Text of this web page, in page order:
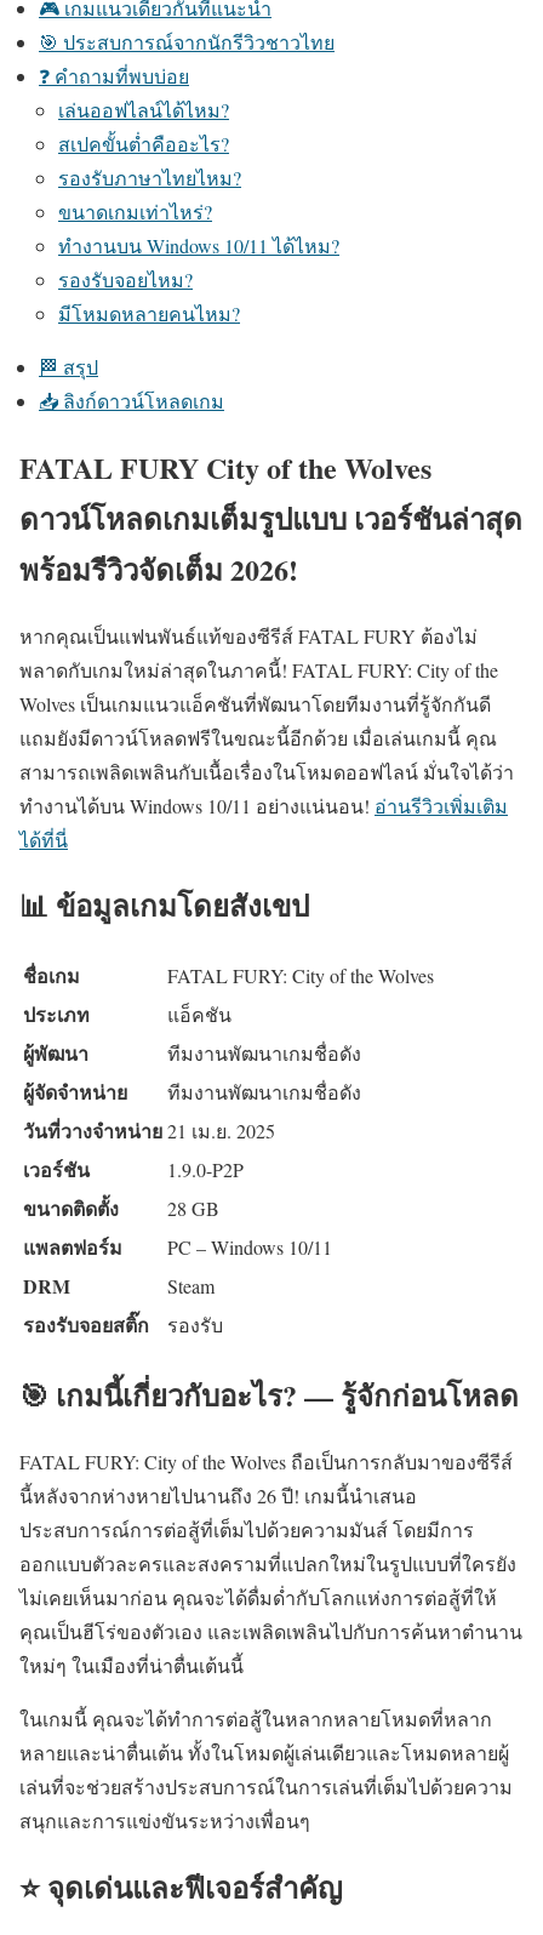
🎮 เกมแนวเดียวกันที่แนะนำ
🎯 ประสบการณ์จากนักรีวิวชาวไทย
❓ คำถามที่พบบ่อย
เล่นออฟไลน์ได้ไหม?
สเปคขั้นต่ำคืออะไร?
รองรับภาษาไทยไหม?
ขนาดเกมเท่าไหร่?
ทำงานบน Windows 10/11 ได้ไหม?
รองรับจอยไหม?
มีโหมดหลายคนไหม?
🏁 สรุป
📥 ลิงก์ดาวน์โหลดเกม
FATAL FURY City of the Wolves
ดาวน์โหลดเกมเต็มรูปแบบ เวอร์ชันล่าสุด
พร้อมรีวิวจัดเต็ม 2026!
หากคุณเป็นแฟนพันธ์แท้ของซีรีส์ FATAL FURY ต้องไม่
พลาดกับเกมใหม่ล่าสุดในภาคนี้! FATAL FURY: City of the
Wolves เป็นเกมแนวแอ็คชันที่พัฒนาโดยทีมงานที่รู้จักกันดี
แถมยังมีดาวน์โหลดฟรีในขณะนี้อีกด้วย เมื่อเล่นเกมนี้ คุณ
สามารถเพลิดเพลินกับเนื้อเรื่องในโหมดออฟไลน์ มั่นใจได้ว่า
ทำงานได้บน Windows 10/11 อย่างแน่นอน! อ่านรีวิวเพิ่มเติม
ได้ที่นี่
📊 ข้อมูลเกมโดยสังเขป
ชื่อเกม FATAL FURY: City of the Wolves
ประเภท แอ็คชัน
ผู้พัฒนา ทีมงานพัฒนาเกมชื่อดัง
ผู้จัดจำหน่าย ทีมงานพัฒนาเกมชื่อดัง
วันที่วางจำหน่าย21 เม.ย. 2025
เวอร์ชัน 1.9.0-P2P
ขนาดติดตั้ง 28 GB
แพลตฟอร์ม PC – Windows 10/11
DRM Steam
รองรับจอยสติ๊ก รองรับ
🎯 เกมนี้เกี่ยวกับอะไร? — รู้จักก่อนโหลด
FATAL FURY: City of the Wolves ถือเป็นการกลับมาของซีรีส์
นี้หลังจากห่างหายไปนานถึง 26 ปี! เกมนี้นำเสนอ
ประสบการณ์การต่อสู้ที่เต็มไปด้วยความมันส์ โดยมีการ
ออกแบบตัวละครและสงครามที่แปลกใหม่ในรูปแบบที่ใครยัง
ไม่เคยเห็นมาก่อน คุณจะได้ดื่มด่ำกับโลกแห่งการต่อสู้ที่ให้
คุณเป็นฮีโร่ของตัวเอง และเพลิดเพลินไปกับการค้นหาตำนาน
ใหม่ๆ ในเมืองที่น่าตื่นเต้นนี้
ในเกมนี้ คุณจะได้ทำการต่อสู้ในหลากหลายโหมดที่หลาก
หลายและน่าตื่นเต้น ทั้งในโหมดผู้เล่นเดียวและโหมดหลายผู้
เล่นที่จะช่วยสร้างประสบการณ์ในการเล่นที่เต็มไปด้วยความ
สนุกและการแข่งขันระหว่างเพื่อนๆ
⭐ จุดเด่นและฟีเจอร์สำคัญ